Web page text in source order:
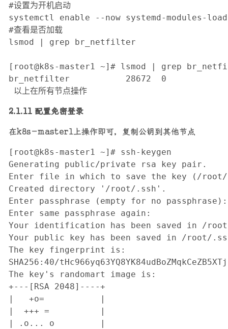
#设置为开机启动
systemctl enable --now systemd-modules-
#查看是否加载
lsmod | grep br_netfilter
[root@k8s-master1 ~]# lsmod | grep
br_netfilter           28672  0
以上在所有节点操作
2.1.11 配置免密登录
在k8s-master1上操作即可，复制公钥到其他节点
[root@k8s-master1 ~]# ssh-keygen
Generating public/private rsa key pair.
Enter file in which to save the key (/
Created directory '/root/.ssh'.
Enter passphrase (empty for no
Enter same passphrase again:
Your identification has been saved in /
Your public key has been saved in /root/
The key fingerprint is:
SHA256:40/
The key's randomart image is:
+---[RSA 2048]----+
|   +o=           |
|  +++ =          |
| .o... o         |